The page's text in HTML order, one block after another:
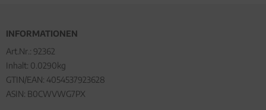
INFORMATIONEN
Art.Nr.: 92362
Inhalt: 0.0290kg
GTIN/EAN: 4054537923628
ASIN: B0CWVWG7PX